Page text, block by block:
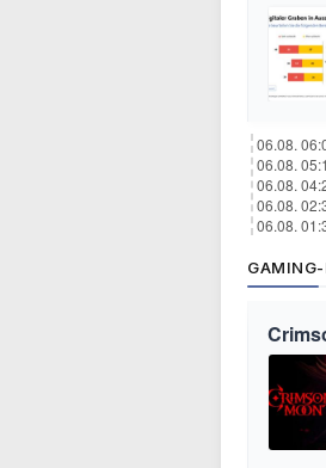
06.08.
06.08.
06.08.
06.08.
06.08.